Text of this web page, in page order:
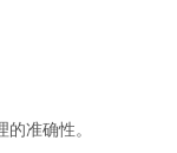
准确性。